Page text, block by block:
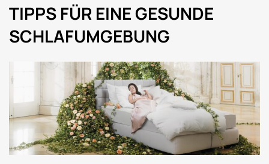
TIPPS FÜR EINE GESUNDE
SCHLAFUMGEBUNG